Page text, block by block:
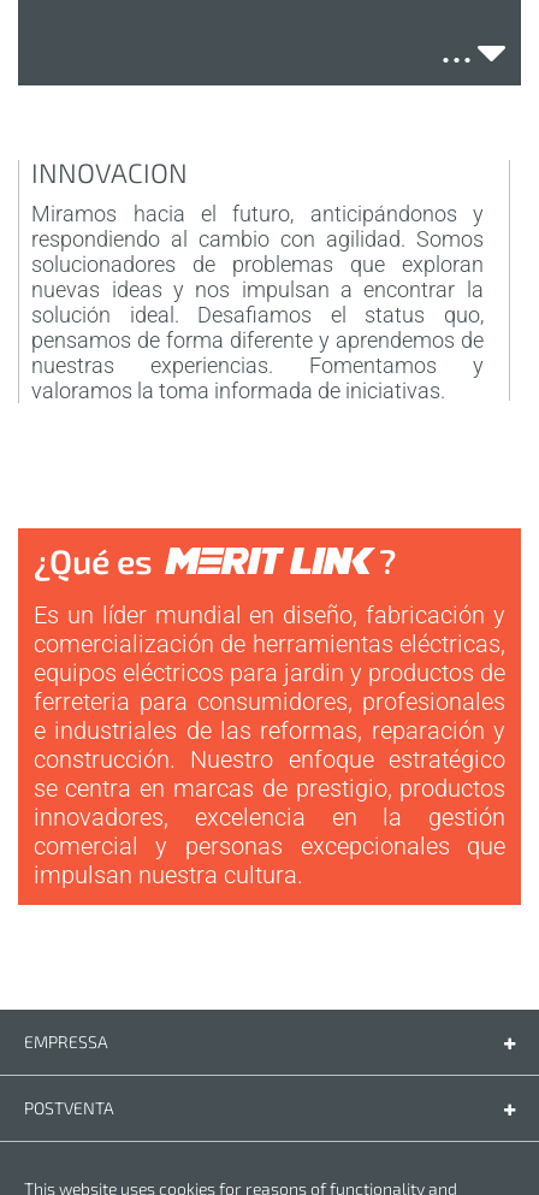
fábricas con un área total que cubre más de
+1.500 EMPLEADOS
La compañía emplea a más de 1500 personas
para cubrir nuestras necesidades comerciales
internacionales. Gracias a los trabajadores de las
fábricas, la administración internacional, las
ventas y todos los talentos profesionales que
40 PAISES
CCROWN opera en 40 países de todo el mundo y
vende productos en los cinco continentes.
Nuestra cuota de mercado aumenta
constantemente año tras año. Crown se prepara
para desarrollar un lugar de privilegio en el
mundo de la herramienta.
4+9 MILLONES
CROWN produce anualmente más de 4 millones
de herramientas eléctricas y más de 9 millones
TOP #5
CROWN se encuentra dentro de la lista de las 5
negocios.
...
INNOVACION
Miramos hacia el futuro, anticipándonos y
respondiendo al cambio con agilidad. Somos
solucionadores de problemas que exploran
nuevas ideas y nos impulsan a encontrar la
solución ideal. Desafiamos el status quo,
pensamos de forma diferente y aprendemos de
nuestras experiencias. Fomentamos y
valoramos la toma informada de iniciativas.
¿Qué es ?
Es un líder mundial en diseño, fabricación y
comercialización de herramientas eléctricas,
equipos eléctricos para jardin y productos de
ferreteria para consumidores, profesionales
e industriales de las reformas, reparación y
construcción. Nuestro enfoque estratégico
se centra en marcas de prestigio, productos
innovadores, excelencia en la gestión
comercial y personas excepcionales que
impulsan nuestra cultura.
EMPRESSA
POSTVENTA
Condiciones de la garantia
This website uses cookies for reasons of functionality and